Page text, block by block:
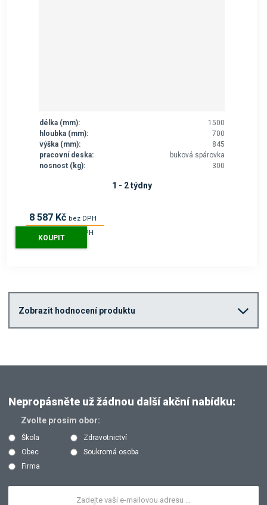
délka (mm):
1500
hloubka (mm):
700
výška (mm):
845
pracovní deska:
buková spárovka
nosnost (kg):
300
8 587 Kč bez DPH
s DPH
1 - 2 týdny
KOUPIT
Zobrazit hodnocení produktu
Nepropásněte už žádnou další akční nabídku:
Zvolte prosím obor:
Škola
Zdravotnictví
Obec
Soukromá osoba
Firma